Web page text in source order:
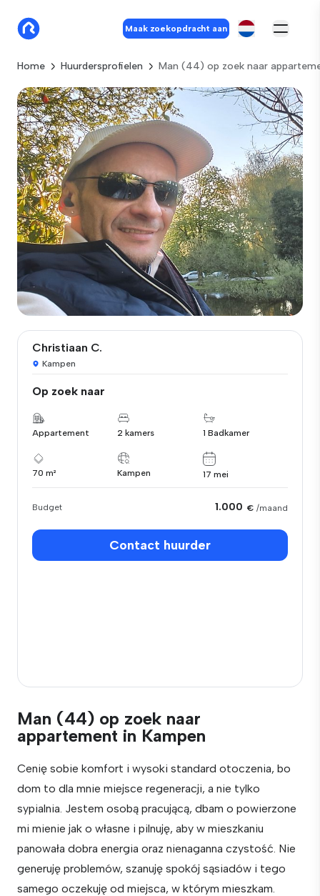
Maak zoekopdracht aan
Home Huurdersprofielen Man (44) op zoek naar
Christiaan C.
Kampen
Op zoek naar
Appartement 2 kamers 1 Badkamer
70 m² Kampen 17 mei
Budget 1.000 € /maand
Contact huurder
Man (44) op zoek naar
appartement in Kampen
Cenię sobie komfort i wysoki standard otoczenia, bo
dom to dla mnie miejsce regeneracji, a nie tylko
sypialnia. Jestem osobą pracującą, dbam o powierzone
mi mienie jak o własne i pilnuję, aby w mieszkaniu
panowała dobra energia oraz nienaganna czystość. Nie
generuję problemów, szanuję spokój sąsiadów i tego
samego oczekuję od miejsca, w którym mieszkam.